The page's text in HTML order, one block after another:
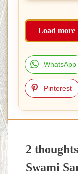
Load more
WhatsApp
Pinterest
navigation
2
Swami